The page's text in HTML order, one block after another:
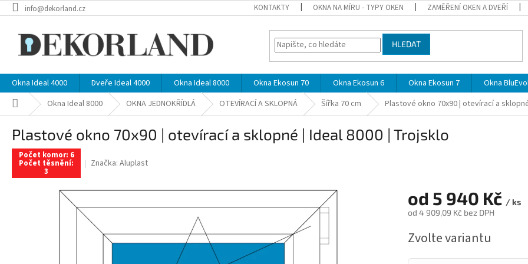
Přejít
na
info@dekorland.cz KONTAKTY OKNA NA MÍRU - TYPY OKEN ZAMĚŘENÍ OKEN A DVEŘÍ
HLEDAT
Okna Ideal 4000 Dveře Ideal 4000 Okna Ideal 8000 Okna Ekosun 70 Okna Ekosun 6 Okna Ekosun 7 Okna
Domů Okna Ideal 8000 OKNA JEDNOKŘÍDLÁ OTEVÍRACÍ A SKLOPNÁ Šířka 70 cm Plastové okno 70x90 | otevírací a
Plastové okno 70x90 | otevírací a sklopné | Ideal 8000 | Trojsklo
Počet komor: 6
Počet těsnění:
3
Značka: Aluplast
od 5 940 Kč / ks
od 4 909,09 Kč bez DPH
cena:
Zvolte variantu